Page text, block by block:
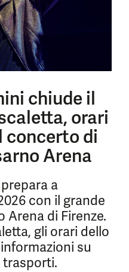
chiude il
orari
concerto di
Arena
a
con il grande
Arena di Firenze.
gli orari dello
su
trasporti.